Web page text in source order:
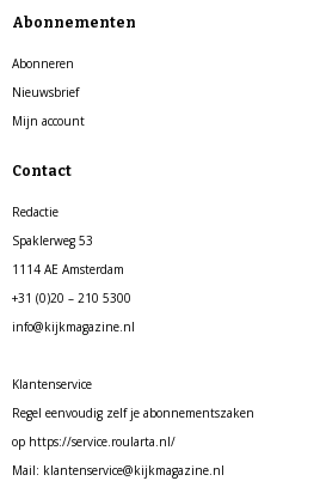
Abonnementen
Abonneren
Nieuwsbrief
Mijn account
Contact
Redactie
Spaklerweg 53
1114 AE Amsterdam
+31 (0)20 – 210 5300
info@kijkmagazine.nl
Klantenservice
Regel eenvoudig zelf je abonnementszaken
op https://service.roularta.nl/
Mail: klantenservice@kijkmagazine.nl